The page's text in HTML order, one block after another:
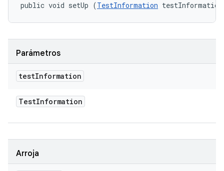
public void setUp (TestInformation
Parámetros
testInformation
TestInformation
Arroja